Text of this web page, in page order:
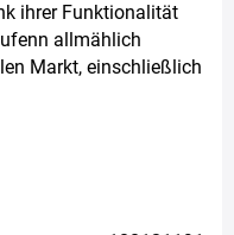
ihrer Funktionalität
allmählich
Markt, einschließlich